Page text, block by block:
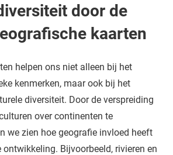
door de
kaarten
helpen ons niet alleen bij het
kenmerken, maar ook bij het
diversiteit. Door de verspreiding
over continenten te
we zien hoe geografie invloed heeft
Bijvoorbeeld, rivieren en